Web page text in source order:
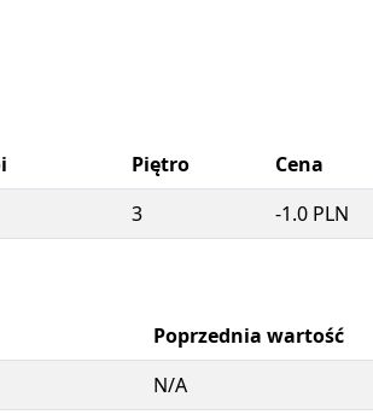
Piętro Cena
3 -1.0 PLN
Poprzednia wartość
N/A